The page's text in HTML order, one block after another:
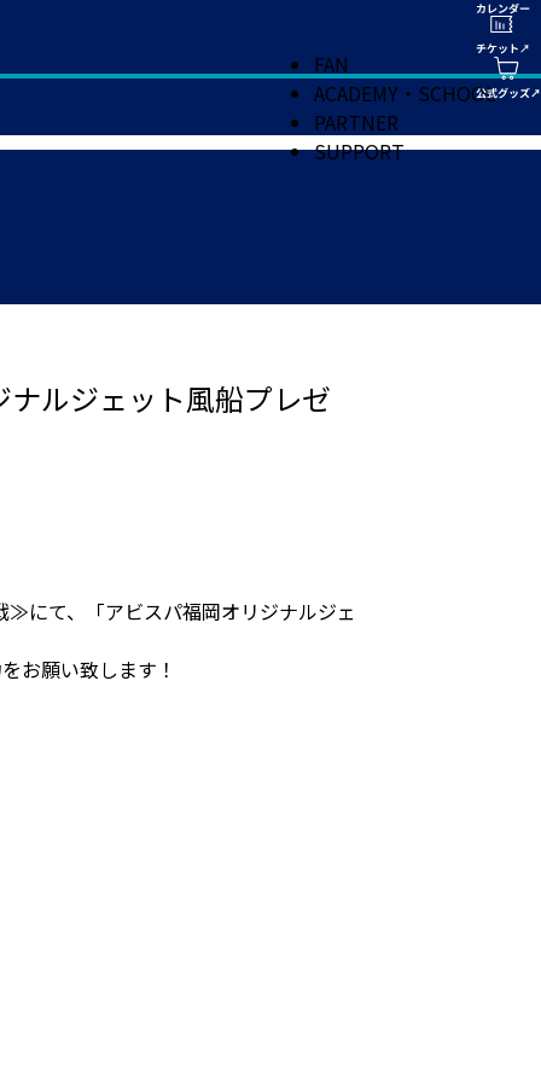
FAN
ACADEMY・SCHOOL
PARTNER
SUPPORT
ルジェット風船プレゼ
にて、「アビスパ福岡オリジナルジェ
お願い致します！